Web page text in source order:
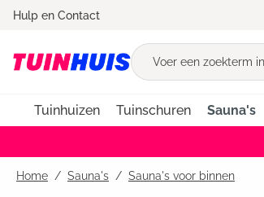
Ga naar de hoofdnavigatie
Hulp en Contact
Tuinhuizen Tuinschuren Sauna's
Home Sauna's / Sauna's voor binnen